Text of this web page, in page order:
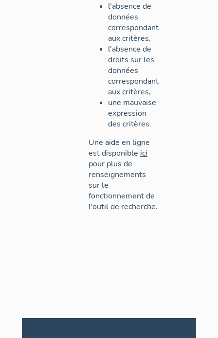
l'absence de
données
correspondant
aux critères,
l'absence de
droits sur les
données
correspondant
aux critères,
une mauvaise
expression
des critères.
Une aide en ligne
est disponible ici
pour plus de
renseignements
sur le
fonctionnement de
l'outil de recherche.